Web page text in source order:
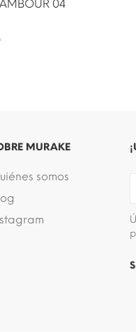
04
MURAKE
somos